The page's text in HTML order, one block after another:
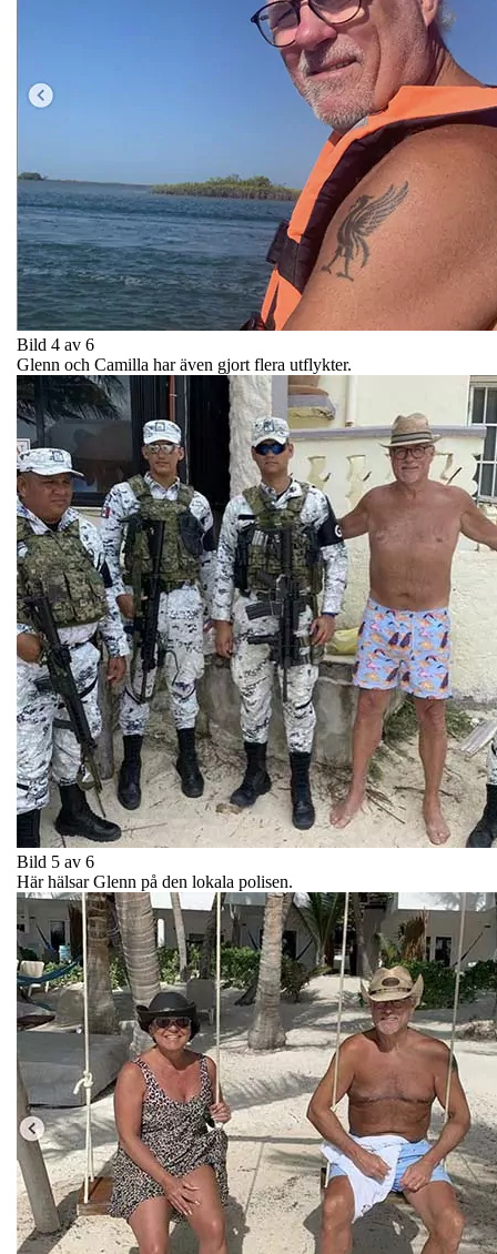
Bild 4 av 6
Glenn och Camilla har även gjort flera utflykter.
Bild 5 av 6
Här hälsar Glenn på den lokala polisen.